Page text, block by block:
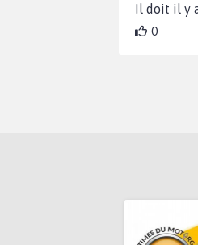
Il doit il y
0